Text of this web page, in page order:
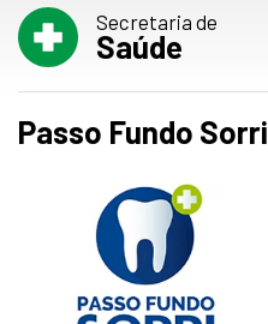
Secretaria de
Saúde
Passo Fundo Sorri